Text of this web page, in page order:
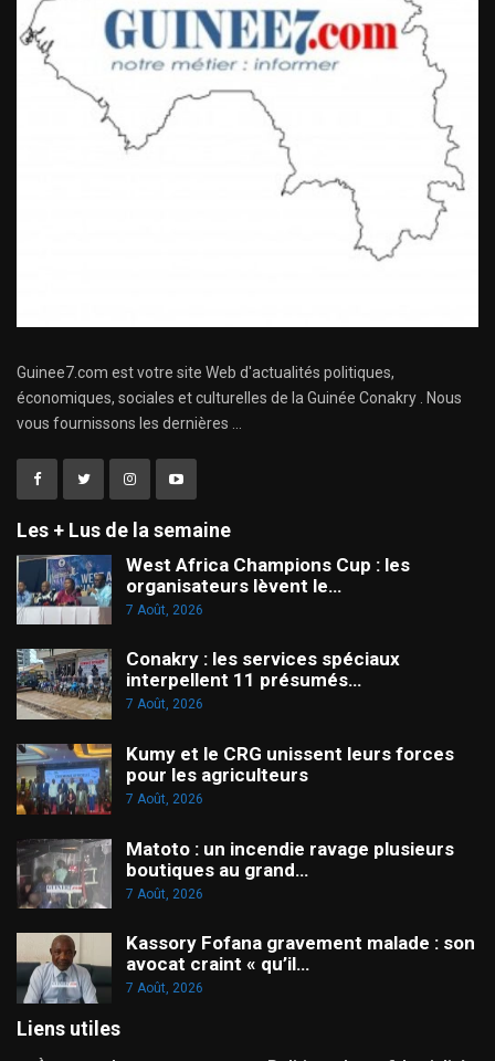
Guinee7.com est votre site Web d'actualités politiques,
économiques, sociales et culturelles de la Guinée Conakry . Nous
vous fournissons les dernières ...
Les + Lus de la semaine
West Africa Champions Cup : les
organisateurs lèvent le…
7 Août, 2026
Conakry : les services spéciaux
interpellent 11 présumés…
7 Août, 2026
Kumy et le CRG unissent leurs forces
pour les agriculteurs
7 Août, 2026
Matoto : un incendie ravage plusieurs
boutiques au grand…
7 Août, 2026
Kassory Fofana gravement malade : son
avocat craint « qu’il…
7 Août, 2026
Liens utiles